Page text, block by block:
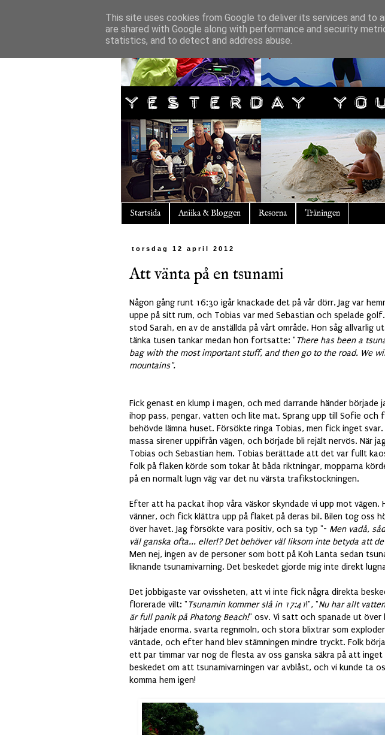
Startsida Aniika & Bloggen Resorna Träningen
torsdag 12 april 2012
Att vänta på en tsunami
Någon gång runt 16:30 igår knackade det på vår dörr. Jag var
uppe på sitt rum, och Tobias var med Sebastian och spelade
stod Sarah, en av de anställda på vårt område. Hon såg allvarlig
tänka tusen tankar medan hon fortsatte: "There has been a
bag with the most important stuff, and then go to the road. We
mountains".
Fick genast en klump i magen, och med darrande händer började
ihop pass, pengar, vatten och lite mat. Sprang upp till Sofie
behövde lämna huset. Försökte ringa Tobias, men fick inget
massa sirener uppifrån vägen, och började bli rejält nervös. När
Tobias och Sebastian hem. Tobias berättade att det var fullt
folk på flaken körde som tokar åt båda riktningar, mopparna
på en normalt lugn väg var det nu värsta trafikstockningen.
Efter att ha packat ihop våra väskor skyndade vi upp mot vägen.
vänner, och fick klättra upp på flaket på deras bil. Bilen tog oss
över havet. Jag försökte vara positiv, och sa typ "- Men vadå,
väl ganska ofta... eller!? Det behöver väl liksom inte betyda att
Men nej, ingen av de personer som bott på Koh Lanta sedan
liknande tsunamivarning. Det beskedet gjorde mig inte direkt
Det jobbigaste var ovissheten, att vi inte fick några direkta
florerade vilt: "Tsunamin kommer slå in 17:41!", "Nu har allt
är full panik på Phatong Beach!" osv. Vi satt och spanade ut
härjade enorma, svarta regnmoln, och stora blixtrar som
väntade, och efter hand blev stämningen mindre tryckt. Folk
ett par timmar var nog de flesta av oss ganska säkra på att inget
beskedet om att tsunamivarningen var avblåst, och vi kunde ta
komma hem igen!
This site uses cookies from Google to deliver its services and to
are shared with Google along with performance and security
statistics, and to detect and address abuse.